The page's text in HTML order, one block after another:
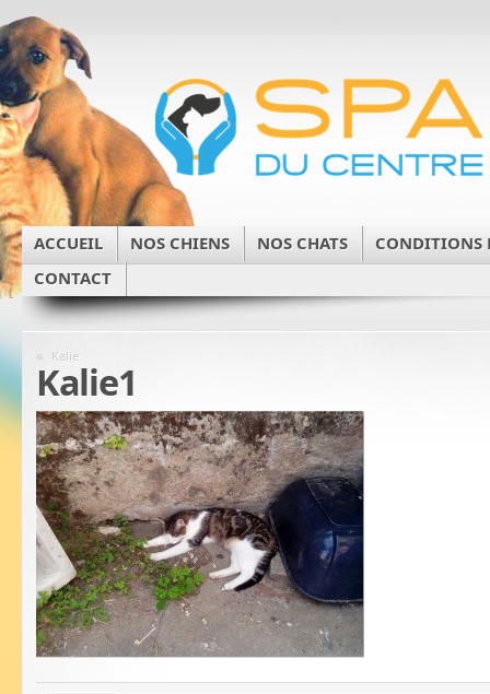
ACCUEIL NOS CHIENS NOS CHATS
CONDITIONS
CONTACT
« Kalie
Kalie1